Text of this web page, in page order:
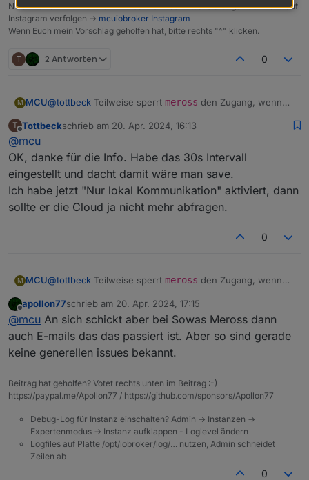
}
],
"sentry"
"@apollon",
]
},
"installedFrom": "iobroker.meross@1.17.0"
"installedVersion": "1.17.0",
"host": "Raspi4"
"mfaCode": "" ,
"onlyLocalCommunicationToQueryData"
"electricityPollingInterval": "30" ,
"consumptionPollingInterval": "30" ,
"electricityPollingIntervalReChecked"
}
NUC i7 64GB mit Proxmox ----Jarvis InfosAktualisierungen der Doku auf
Instagram verfolgen -> mcuiobroker Instagram
Wenn Euch mein Vorschlag geholfen hat, bitte rechts "^" klicken.
T 2 Antworten 0
M MCU@tottbeck Teilweise sperrt meross den Zugang, wenn
Problemen (oft nacheinander Anmelden).
setzen und dann erst nochmal starten.
T Tottbeckschrieb am 20. Apr. 2024, 16:13
zuletzt editiert von
@mcu
OK, danke für die Info. Habe das 30s Intervall
eingestellt und dacht damit wäre man save.
Ich habe jetzt "Nur lokal Kommunikation" aktiviert, dann
sollte er die Cloud ja nicht mehr abfragen.
0
M MCU@tottbeck Teilweise sperrt meross den Zugang, wenn
Problemen (oft nacheinander Anmelden).
Ich würde den Adapter mal 1 Tag (also 24h) offline
setzen und dann erst nochmal starten.
Offline
apollon77schrieb am 20. Apr. 2024, 17:15
zuletzt editiert von
@mcu An sich schickt aber bei Sowas Meross dann
auch E-mails das das passiert ist. Aber so sind gerade
keine generellen issues bekannt.
Beitrag hat geholfen? Votet rechts unten im Beitrag :-)
https://paypal.me/Apollon77 / https://github.com/sponsors/Apollon77
Debug-Log für Instanz einschalten? Admin -> Instanzen ->
Expertenmodus -> Instanz aufklappen - Loglevel ändern
Logfiles auf Platte /opt/iobroker/log/… nutzen, Admin schneidet
Zeilen ab
0